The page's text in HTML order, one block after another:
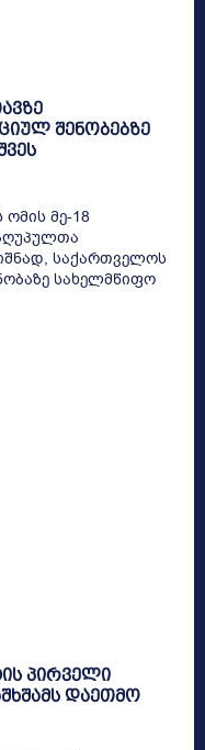
შენობებზე
მე-18
საქართველოს
სახელმწიფო
პირველი
დაეთმო